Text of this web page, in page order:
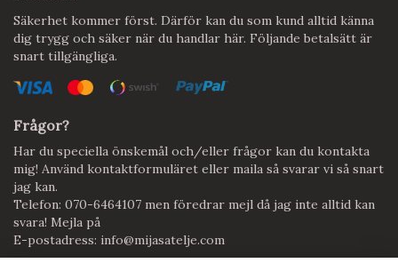
Säkerhet kommer först. Därför kan du som kund alltid känna
dig trygg och säker när du handlar här. Följande betalsätt är
snart tillgängliga.
Frågor?
Har du speciella önskemål och/eller frågor kan du kontakta
mig! Använd kontaktformuläret eller maila så svarar vi så snart
jag kan.
Telefon: 070-6464107 men föredrar mejl då jag inte alltid kan
svara! Mejla på
E-postadress: info@mijasatelje.com